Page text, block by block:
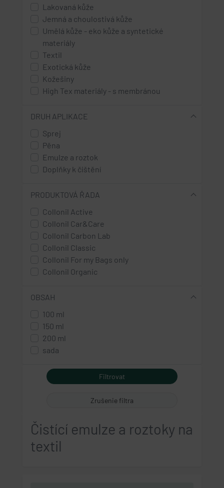
Lakovaná kůže
Jemná a choulostivá kůže
Umělá kůže - eko kůže a syntetické
materiály
Textil
Exotická kůže
Kožešiny
High Tex materiály - s membránou
DRUH APLIKACE
Sprej
Pěna
Emulze a roztok
Doplňky k čištění
PRODUKTOVÁ ŘADA
Collonil Active
Collonil Car&Care
Collonil Carbon Lab
Collonil Classic
Collonil For my Bags only
Collonil Organic
OBSAH
100 ml
150 ml
200 ml
sada
Zrušenie filtra
Čistící emulze a roztoky na
textil